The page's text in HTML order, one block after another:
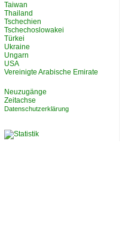
Taiwan
Thailand
Tschechien
Tschechoslowakei
Türkei
Ukraine
Ungarn
USA
Vereinigte Arabische Emirate
Neuzugänge
Zeitachse
Datenschutzerklärung